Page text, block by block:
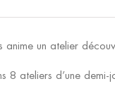
anime un atelier
8 ateliers d’une demi-